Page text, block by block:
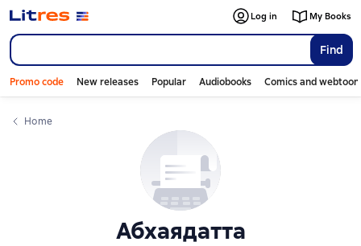
Find
Log in My Books
Promo code New releases Popular Audiobooks Comics and
Home
Абхаядатта
Слайдер с книгами